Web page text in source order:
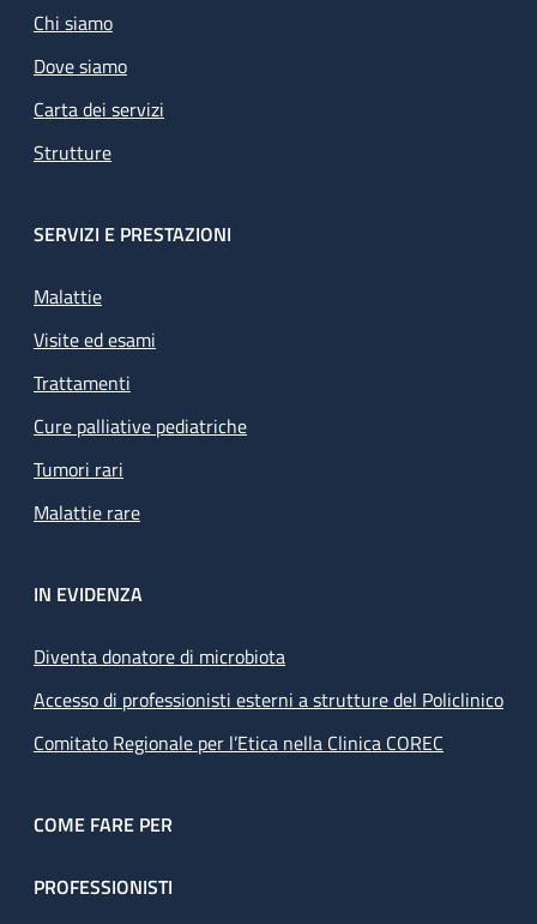
Chi siamo
Dove siamo
Carta dei servizi
Strutture
SERVIZI E PRESTAZIONI
Malattie
Visite ed esami
Trattamenti
Cure palliative pediatriche
Tumori rari
Malattie rare
IN EVIDENZA
Diventa donatore di microbiota
Accesso di professionisti esterni a strutture del Policlinico
Comitato Regionale per l’Etica nella Clinica COREC
COME FARE PER
PROFESSIONISTI